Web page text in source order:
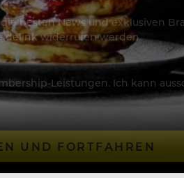
besten News und exklusiven
widerrufen werden.
Leistungen. Ich kann
UND FORTFAHREN